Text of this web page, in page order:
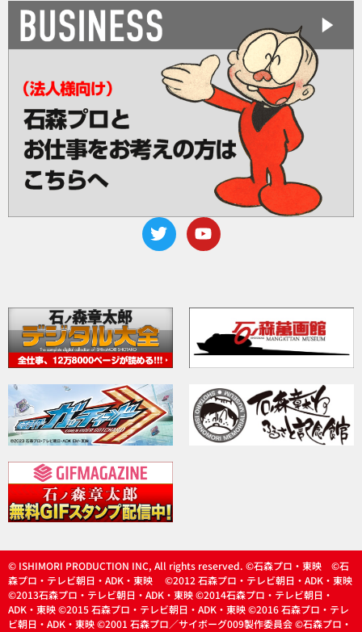
© ISHIMORI PRODUCTION INC, All rights reserved. ©石森プロ・東映 ©石
森プロ・テレビ朝日・ADK・東映 ©2012 石森プロ・テレビ朝日・ADK・東映
©2013石森プロ・テレビ朝日・ADK・東映 ©2014石森プロ・テレビ朝日・
ADK・東映 ©2015 石森プロ・テレビ朝日・ADK・東映 ©2016 石森プロ・テレ
ビ朝日・ADK・東映 ©2001 石森プロ／サイボーグ009製作委員会 ©石森プロ・